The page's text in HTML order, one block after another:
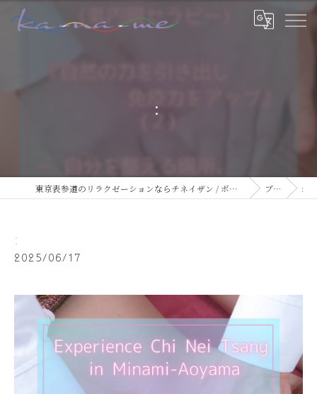
:
東京表参道のリラクゼーションならチネイザン / ボディ & マインドケアサロン ka-na-me ブログ :
:
2025/06/17